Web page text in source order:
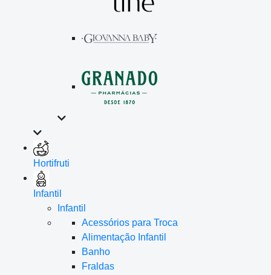
Hortifruti
Infantil
Infantil
Acessórios para Troca
Alimentação Infantil
Banho
Fraldas